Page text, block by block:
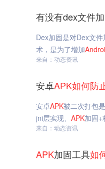
有没有dex文件
Dex加固是对Dex文件
术，是为了增加
来自：动态资讯
安卓APK如何防
安卓APK被二次打包
jni层实现、 APK加固+
来自：动态资讯
APK加固工具如